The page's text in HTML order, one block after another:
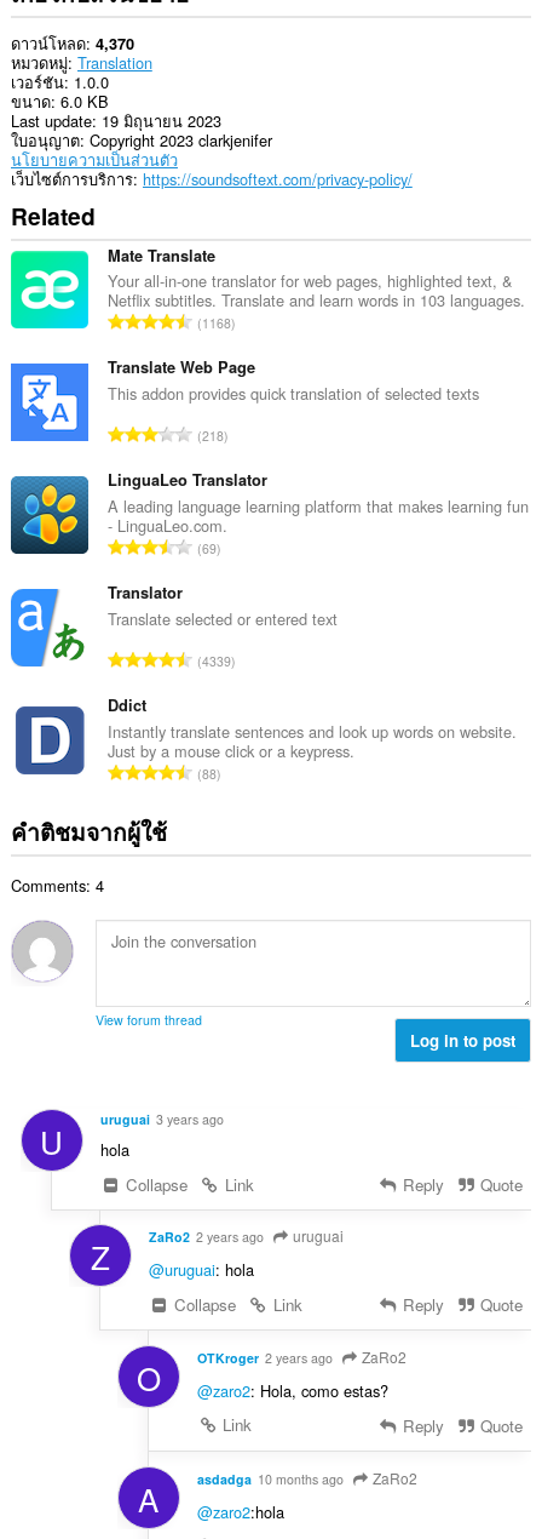
ดาวน์โหลด 4,370
หมวดหมู่ Translation
เวอร์ชัน 1.0.0
ขนาด 6.0 KB
Last update 19 มิถุนายน 2023
ใบอนุญาต Copyright 2023 clarkjenifer
นโยบายความเป็นส่วนตัว
เว็บไซต์การบริการ https://soundsoftext.com/privacy-policy/
Related
Mate Translate
Your all-in-one translator for web pages, highlighted text, &
Netflix subtitles. Translate and learn words in 103 languages.
จำ
ว
น
ะ
น
น
ร
ว
ทั้
ห
:
1168
Translate Web Page
This addon provides quick translation of selected texts
จำ
ว
น
ค
ะ
น
ร
ว
ทั้
ง
ห
218
LinguaLeo Translator
A leading language learning platform that makes learning fun
- LinguaLeo.com.
จำ
น
ะ
น
ร
ว
ง
ด
69
Translator
Translate selected or entered text
จำ
น
ค
ะ
น
ม
ทั้
ม
4339
Ddict
Instantly translate sentences and look up words on website.
Just by a mouse click or a keypress.
จำ
แ
น
ว
ห
88
คำติชมจากผู้ใช้
Comments: 4
View forum thread
Log in to post
U uruguai 3 years ago
hola
Collapse
Link Reply Quote
Z ZaRo2 2 years ago uruguai
@uruguai: hola
Collapse
Link Reply Quote
O OTKroger 2 years ago ZaRo2
@zaro2: Hola, como estas?
Link
Reply Quote
A asdadga 10 months ago ZaRo2
@zaro2:hola